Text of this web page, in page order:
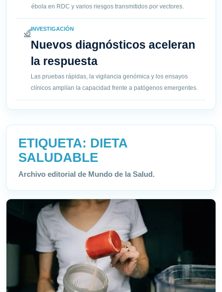
ébola en RDC y varios riesgos transmitidos por vectores.
INVESTIGACIÓN
Nuevos diagnósticos aceleran
la respuesta
Las pruebas rápidas, la vigilancia genómica y los ensayos
clínicos amplían la capacidad frente a patógenos emergentes.
ETIQUETA: DIETA
SALUDABLE
Archivo editorial de Mundo de la Salud.